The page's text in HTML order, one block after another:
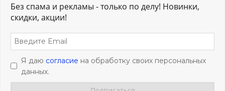
Без спама и рекламы - только по делу! Новинки,
скидки, акции!
Я даю согласие на обработку своих персональных
данных.